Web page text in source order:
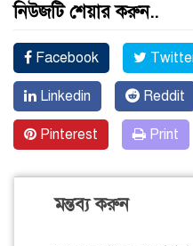
নিউজটি শেয়ার করুন..
Facebook
Linkedin Reddit
Pinterest Print
মন্তব্য করুন